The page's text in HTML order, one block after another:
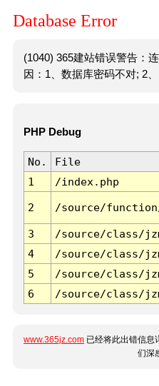
Database Error
(1040) 365建站错误警告：
因：1、数据库密码不对; 2、
PHP Debug
No. File
1
/index.php
2 /source/
3 /source/class/
4
/source/class/
5
/source/class/
6
/source/class/
www.365jz.com 已经将此出错信息
们深